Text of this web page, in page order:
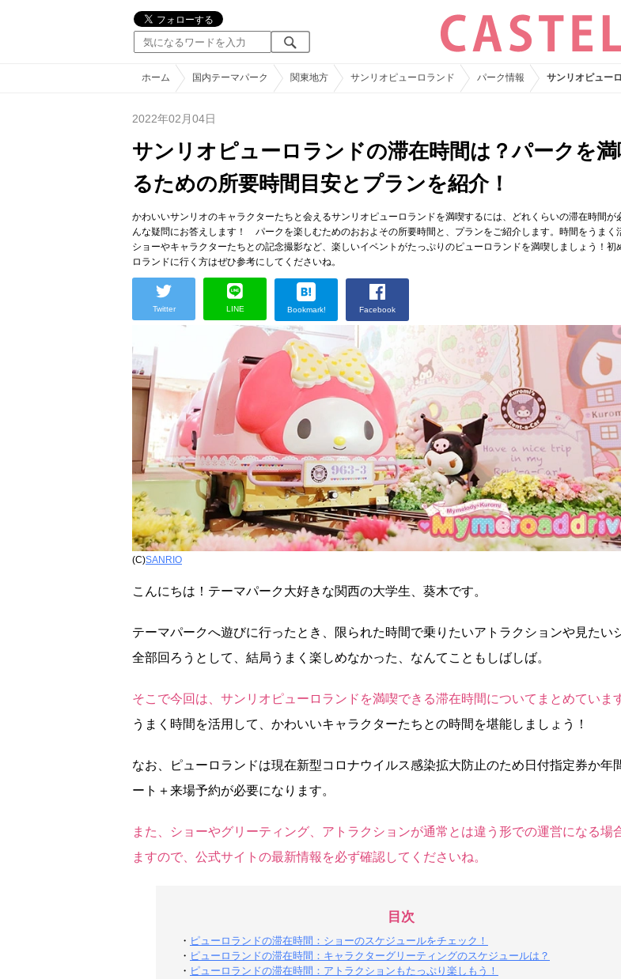
ホーム 国内テーマパーク 関東地方 サンリオピューロランド パーク情報 サンリオピュー
2022年02月04日
サンリオピューロランドの滞在時間は？パークを
るための所要時間目安とプランを紹介！
かわいいサンリオのキャラクターたちと会えるサンリオピューロランドを満喫するには、どれくらいの滞在時間
んな疑問にお答えします！ パークを楽しむためのおおよその所要時間と、プランをご紹介します。時間をうまく
ショーやキャラクターたちとの記念撮影など、楽しいイベントがたっぷりのピューロランドを満喫しましょう！初
ロランドに行く方はぜひ参考にしてくださいね。
Twitter LINE Bookmark! Facebook
(C)SANRIO
こんにちは！テーマパーク大好きな関西の大学生、葵木です。
テーマパークへ遊びに行ったとき、限られた時間で乗りたいアトラクションや見たい
全部回ろうとして、結局うまく楽しめなかった、なんてこともしばしば。
そこで今回は、サンリオピューロランドを満喫できる滞在時間についてまとめていま
うまく時間を活用して、かわいいキャラクターたちとの時間を堪能しましょう！
なお、ピューロランドは現在新型コロナウイルス感染拡大防止のため日付指定券か年
ート＋来場予約が必要になります。
また、ショーやグリーティング、アトラクションが通常とは違う形での運営になる場
ますので、公式サイトの最新情報を必ず確認してくださいね。
目次
・ ピューロランドの滞在時間：ショーのスケジュールをチェック！
・ ピューロランドの滞在時間：キャラクターグリーティングのスケジュールは？
・ ピューロランドの滞在時間：アトラクションもたっぷり楽しもう！